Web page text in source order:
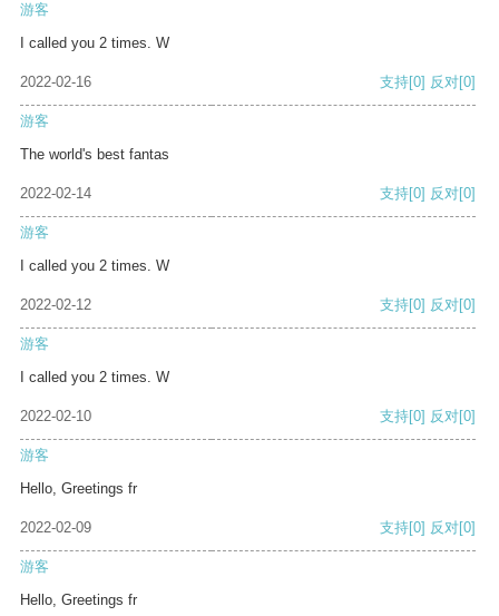
游客
I called you 2 times. W
2022-02-16 支持[0] 反对[0]
游客
The world's best fantas
2022-02-14 支持[0] 反对[0]
游客
I called you 2 times. W
2022-02-12 支持[0] 反对[0]
游客
I called you 2 times. W
2022-02-10 支持[0] 反对[0]
游客
Hello, Greetings fr
2022-02-09 支持[0] 反对[0]
游客
Hello, Greetings fr